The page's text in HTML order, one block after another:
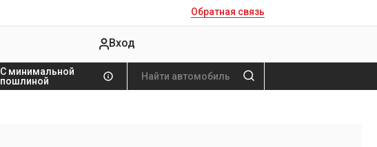
Обратная связь
Вход
С минимальной
пошлиной